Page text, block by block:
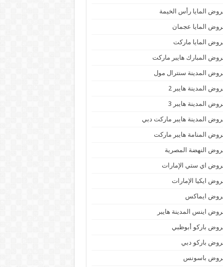
المايا رأس الخيمة
المايا عجمان
المايا ماركت
المبارك هايبر ماركت
المدينة سنترال مول
المدينة هايبر 2
المدينة هايبر 3
المدينة هايبر ماركت دبي
المنامة هايبر ماركت
النهضة المصرية
اي ستي الإمارات
ايكيا الإمارات
ايماكس
اينس المدينة هايبر
باركو أبوظبي
باركو دبي
باسونس